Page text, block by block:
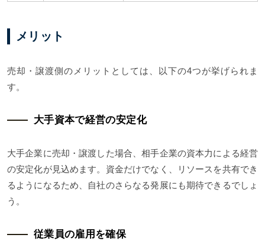
メリット
売却・譲渡側のメリットとしては、以下の4つが挙げられま
す。
大手資本で経営の安定化
大手企業に売却・譲渡した場合、相手企業の資本力による経営
の安定化が見込めます。資金だけでなく、リソースを共有でき
るようになるため、自社のさらなる発展にも期待できるでしょ
う。
従業員の雇用を確保